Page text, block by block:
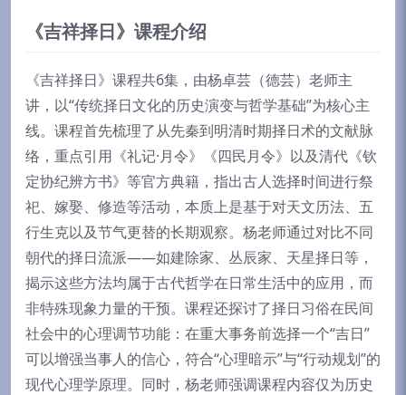
《吉祥择日》课程介绍
《吉祥择日》课程共6集，由杨卓芸（德芸）老师主
讲，以“传统择日文化的历史演变与哲学基础”为核心主
线。课程首先梳理了从先秦到明清时期择日术的文献脉
络，重点引用《礼记·月令》《四民月令》以及清代《钦
定协纪辨方书》等官方典籍，指出古人选择时间进行祭
祀、嫁娶、修造等活动，本质上是基于对天文历法、五
行生克以及节气更替的长期观察。杨老师通过对比不同
朝代的择日流派——如建除家、丛辰家、天星择日等，
揭示这些方法均属于古代哲学在日常生活中的应用，而
非特殊现象力量的干预。课程还探讨了择日习俗在民间
社会中的心理调节功能：在重大事务前选择一个“吉日”
可以增强当事人的信心，符合“心理暗示”与“行动规划”的
现代心理学原理。同时，杨老师强调课程内容仅为历史